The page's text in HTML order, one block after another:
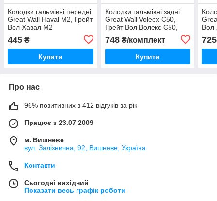
Колодки гальмівні передні
Great Wall Haval M2, Грейт
Вол Хавал М2
445 ₴
Купити
Колодки гальмівні задні
Great Wall Voleex C50,
Грейт Вол Волекс С50,
748₴/комплект
Купити
Вол
725
Про нас
96% позитивних з 412 відгуків за рік
Працює з 23.07.2009
м. Вишневе
вул. Залізнична, 92, Вишневе, Україна
Контакти
Сьогодні вихідний
Показати весь графік роботи